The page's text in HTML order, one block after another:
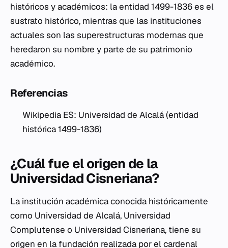
históricos y académicos: la entidad 1499-1836 es el
sustrato histórico, mientras que las instituciones
actuales son las superestructuras modernas que
heredaron su nombre y parte de su patrimonio
académico.
Referencias
Wikipedia ES: Universidad de Alcalá (entidad
histórica 1499-1836)
¿Cuál fue el origen de la
Universidad Cisneriana?
La institución académica conocida históricamente
como Universidad de Alcalá, Universidad
Complutense o Universidad Cisneriana, tiene su
origen en la fundación realizada por el cardenal